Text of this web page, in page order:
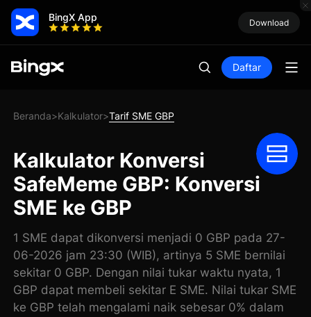
BingX App Download
Daftar
Beranda>Kalkulator>Tarif SME GBP
Kalkulator Konversi
SafeMeme GBP: Konversi
SME ke GBP
1 SME dapat dikonversi menjadi 0 GBP pada 27-
06-2026 jam 23:30 (WIB), artinya 5 SME bernilai
sekitar 0 GBP. Dengan nilai tukar waktu nyata, 1
GBP dapat membeli sekitar E SME. Nilai tukar SME
ke GBP telah mengalami naik sebesar 0% dalam